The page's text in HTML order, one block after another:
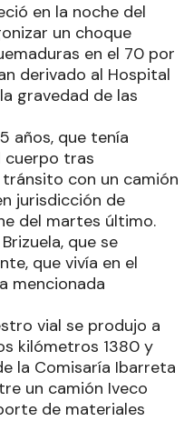
en la noche del
un choque
en el 70 por
derivado al Hospital
gravedad de las
años, que tenía
cuerpo tras
con un camión
jurisdicción de
del martes último.
que se
que vivía en el
mencionada
vial se produjo a
kilómetros 1380 y
la Comisaría Ibarreta
un camión Iveco
de materiales